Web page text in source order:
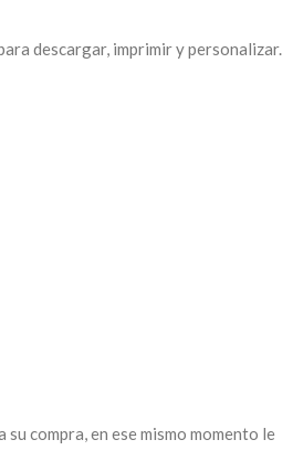
descargar, imprimir y personalizar.
compra, en ese mismo momento le